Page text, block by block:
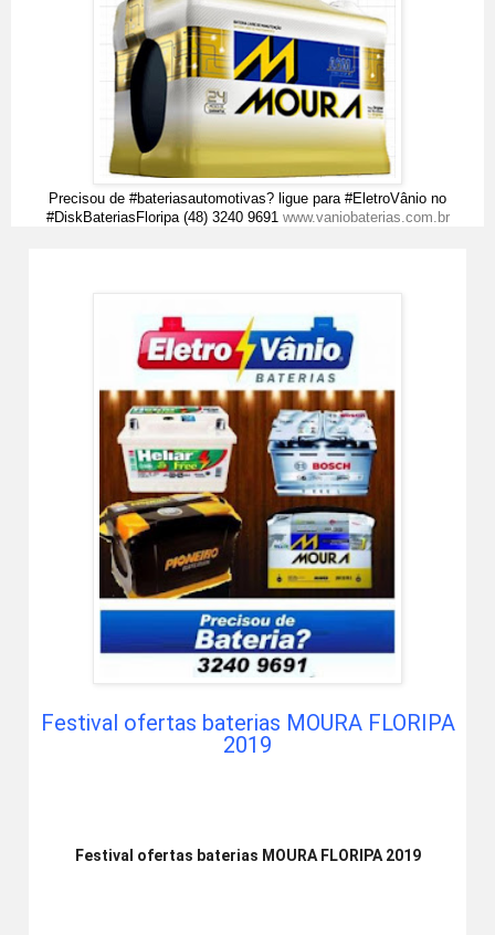
Precisou de #bateriasautomotivas? ligue para #EletroVânio no
#DiskBateriasFloripa (48) 3240 9691 www.vaniobaterias.com.br
Festival ofertas baterias MOURA FLORIPA
2019
Festival ofertas baterias MOURA FLORIPA 2019